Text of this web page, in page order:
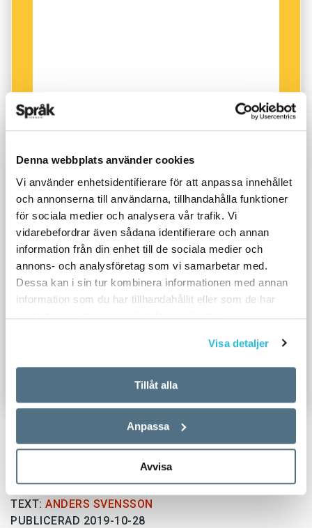
Denna webbplats använder cookies
Vi använder enhetsidentifierare för att anpassa innehållet
och annonserna till användarna, tillhandahålla funktioner
för sociala medier och analysera vår trafik. Vi
vidarebefordrar även sådana identifierare och annan
information från din enhet till de sociala medier och
annons- och analysföretag som vi samarbetar med.
Dessa kan i sin tur kombinera informationen med annan
information som du har tillhandahållit eller som de har
samlat in när du har använt deras tjänster.
Visa detaljer
Tillåt alla
Anpassa
Avvisa
TEXT: ANDERS SVENSSON
PUBLICERAD 2019-10-28